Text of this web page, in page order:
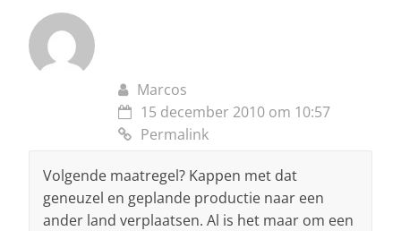
Marcos
15 december 2010 om 10:57
Permalink
Volgende maatregel? Kappen met dat
geneuzel en geplande productie naar een
ander land verplaatsen. Al is het maar om een